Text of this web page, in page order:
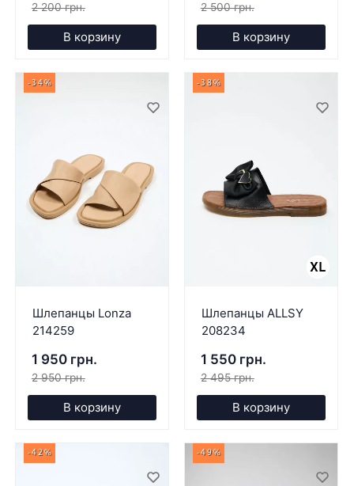
2 200 грн.
В корзину
2 500 грн.
В корзину
-34%
Шлепанцы Lonza
214259
1 950 грн.
2 950 грн.
В корзину
-38%
Шлепанцы ALLSY
208234
1 550 грн.
2 495 грн.
В корзину
-42% -49%